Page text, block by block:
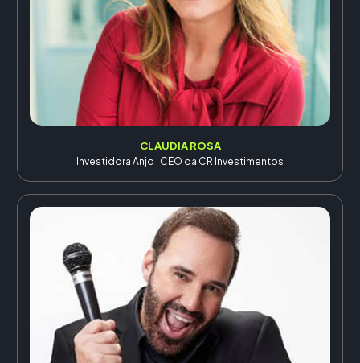
CLAUDIA ROSA
Investidora Anjo | CEO da CR Investimentos